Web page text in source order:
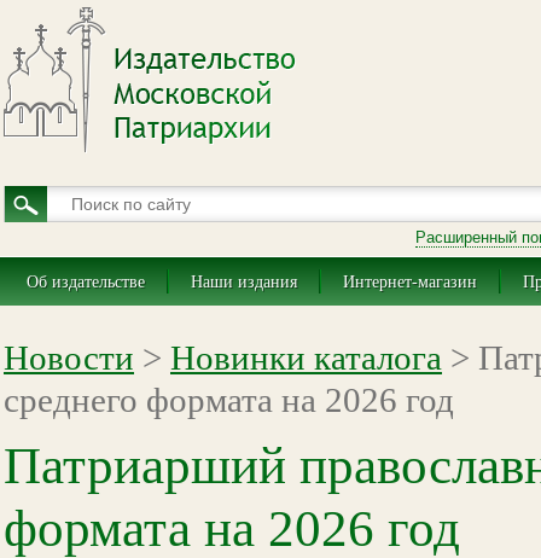
Расширенный
Об издательстве Наши издания Интернет-магазин
Новости > Новинки каталога >
среднего формата на 2026 год
Патриарший
формата на 2026 год